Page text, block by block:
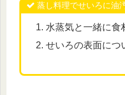
蒸し料理でせいろに油
水蒸気と一緒に食
せいろの表面につ